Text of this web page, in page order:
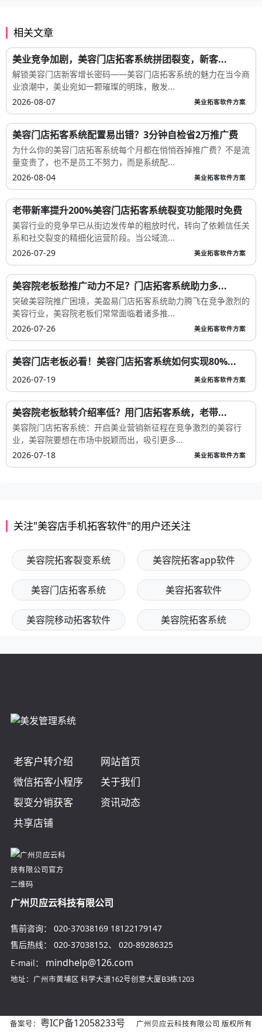
相关文章
美业竞争加剧，美容门店拓客系统拼团裂变，新客...
解锁美容门店新客增长密码——美容门店拓客系统的魅力在当今商
业浪潮中，美业宛如一颗璀璨的明珠，散发...
2026-08-07
美业拓客软件方案
美容门店拓客系统配置易出错？3分钟自检省2万推广费
为什么你的美容门店拓客系统每个月都在悄悄吞掉推广费？不是流
量变贵了，也不是员工不努力，而是系统配...
2026-08-04
美业拓客软件方案
老带新率提升200%美容门店拓客系统裂变功能限时免费
美容行业的竞争早已从街边发传单的粗放时代，转向了依赖信任关
系和社交裂变的精细化运营阶段。当公域流...
2026-07-29
美业拓客软件方案
美容院老板愁推广动力不足？门店拓客系统助力多...
突破美容院推广困境，美盈易门店拓客系统助力腾飞在竞争激烈的
美容行业，美容院老板们常常面临着诸多推...
2026-07-26
美业拓客软件方案
美容门店老板必看！美容门店拓客系统如何实现80%...
2026-07-19 美业拓客软件方案
美容院老板愁转介绍率低？用门店拓客系统，老带...
美容院门店拓客系统：开启美业营销新征程在竞争激烈的美容行
业，美容院要想在市场中脱颖而出，吸引更多...
2026-07-18
美业拓客软件方案
关注"美容店手机拓客软件"的用户还关注
美容院拓客裂变系统 美容院拓客app软件
美容门店拓客系统 美容拓客软件
美容院移动拓客软件 美容院拓客系统
老客户转介绍
网站首页
微信拓客小程序
关于我们
裂变分销获客
资讯动态
共享店铺
广州贝应云科技有限公司
售前咨询： 020-37038169 18122179147
售后热线：
020-37038152、 020-89286325
E-mail：
mindhelp@126.com
地址：广州市黄埔区 科学大道162号创意大厦B3栋1203
备案号： 粤ICP备12058233号 广州贝应云科技有限公司 版权所有